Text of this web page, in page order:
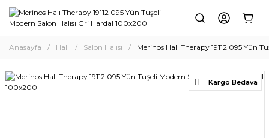
Anasayfa Halı Salon Halısı Merinos Halı Therapy 19112 095 Yün
Kargo Bedava